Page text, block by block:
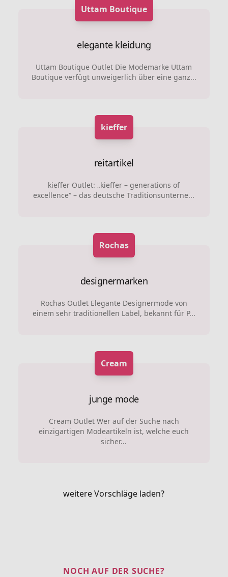
Uttam Boutique
elegante kleidung
Uttam Boutique Outlet Die Modemarke Uttam
Boutique verfügt unweigerlich über eine ganz...
kieffer
reitartikel
kieffer Outlet: „kieffer – generations of
excellence“ – das deutsche Traditionsunterne...
Rochas
designermarken
Rochas Outlet Elegante Designermode von
einem sehr traditionellen Label, bekannt für P...
Cream
junge mode
Cream Outlet Wer auf der Suche nach
einzigartigen Modeartikeln ist, welche euch
sicher...
weitere Vorschläge laden?
NOCH AUF DER SUCHE?